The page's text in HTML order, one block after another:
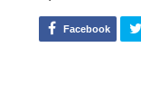
Facebook